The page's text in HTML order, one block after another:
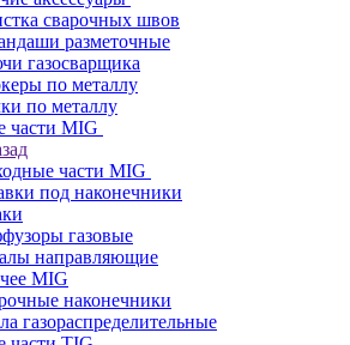
сварочных швов
разметочные
газосварщика
по металлу
по металлу
части MIG
части MIG
под наконечники
газовые
направляющие
MIG
наконечники
газораспределительные